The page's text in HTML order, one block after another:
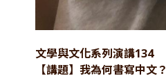
文學與文化系列演講134
【講題】我為何書寫中文